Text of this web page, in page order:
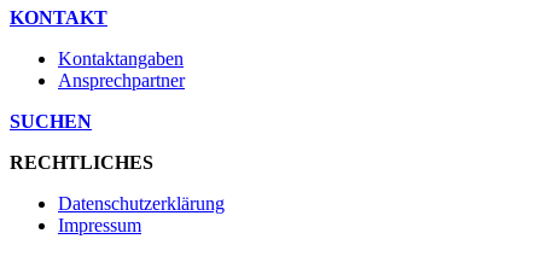
KONTAKT
Kontaktangaben
Ansprechpartner
SUCHEN
RECHTLICHES
Datenschutzerklärung
Impressum